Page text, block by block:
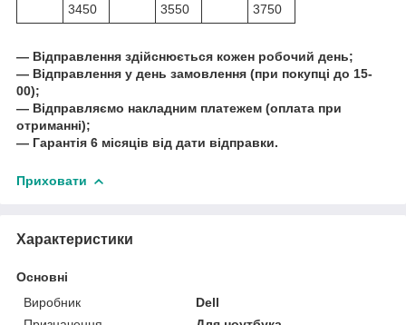
3450
3550
3750
― Відправлення здійснюється кожен робочий день;
― Відправлення у день замовлення (при покупці до 15-
00);
― Відправляємо накладним платежем (оплата при
отриманні);
― Гарантія 6 місяців від дати відправки.
Приховати
Характеристики
Основні
Виробник
Dell